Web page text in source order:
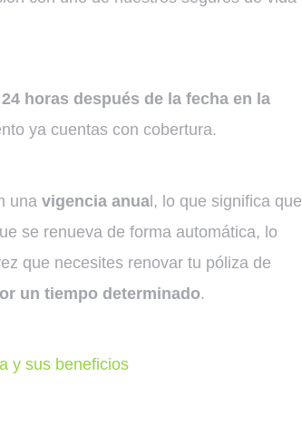
24 horas después de la fecha en la
ya cuentas con cobertura.
una vigencia anual, lo que significa que
se renueva de forma automática, lo
que necesites renovar tu póliza de
un tiempo determinado.
y sus beneficios